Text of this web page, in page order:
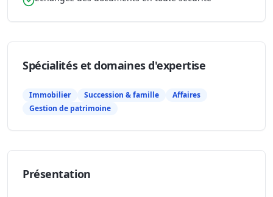
Spécialités et domaines d'expertise
Immobilier Succession & famille
Affaires
Gestion de patrimoine
Présentation